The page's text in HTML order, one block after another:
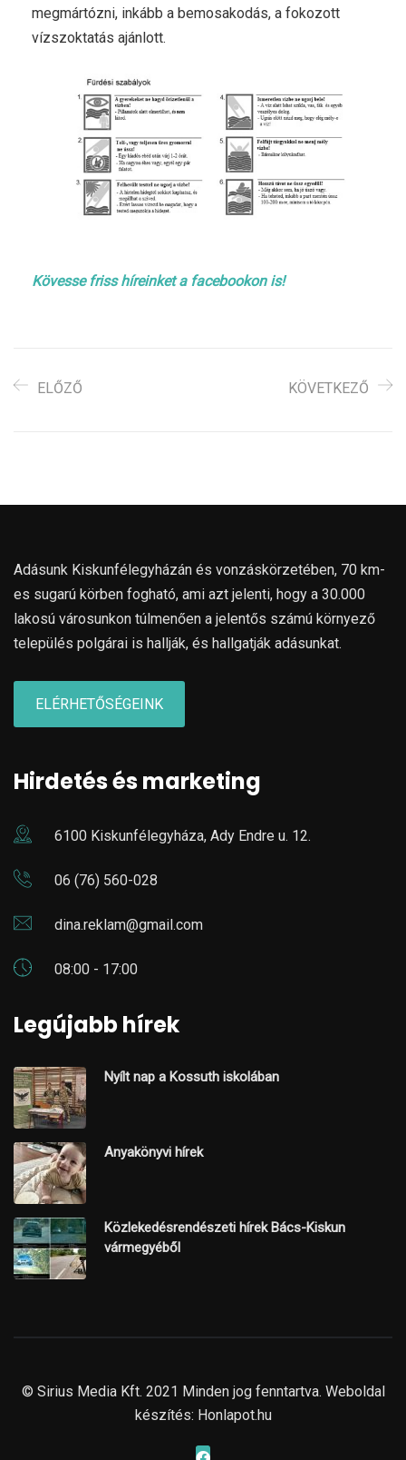
megmártózni, inkább a bemosakodás, a fokozott
vízszoktatás ajánlott.
Kövesse friss híreinket a facebookon is!
ELŐZŐ KÖVETKEZŐ
Adásunk Kiskunfélegyházán és vonzáskörzetében, 70 km-
es sugarú körben fogható, ami azt jelenti, hogy a 30.000
lakosú városunkon túlmenően a jelentős számú környező
település polgárai is hallják, és hallgatják adásunkat.
ELÉRHETŐSÉGEINK
Hirdetés és marketing
6100 Kiskunfélegyháza, Ady Endre u. 12.
06 (76) 560-028
dina.reklam@gmail.com
08:00 - 17:00
Legújabb hírek
Nyílt nap a Kossuth iskolában
Anyakönyvi hírek
Közlekedésrendészeti hírek Bács-Kiskun
vármegyéből
© Sirius Media Kft. 2021 Minden jog fenntartva. Weboldal
készítés: Honlapot.hu